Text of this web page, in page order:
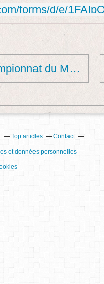
Sélections au Championnat du Monde Kata les 8 et 9 nov 2025 à Paris INJ
Top articles Contact
et données personnelles